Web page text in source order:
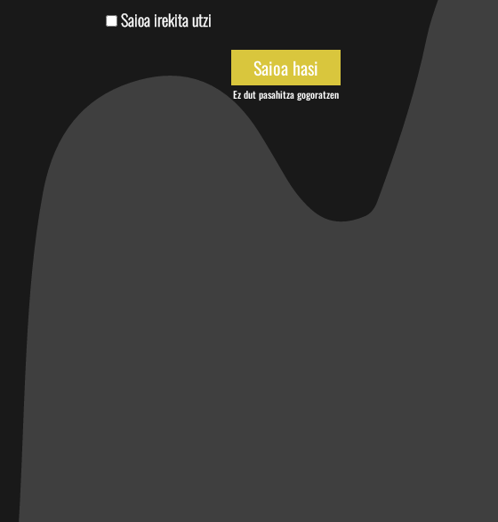
Saioa irekita utzi
Ez dut pasahitza gogoratzen